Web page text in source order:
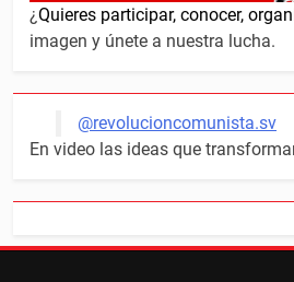
¿Quieres participar, conocer,
imagen y únete a nuestra lucha.
@revolucioncomunista.sv
En video las ideas que